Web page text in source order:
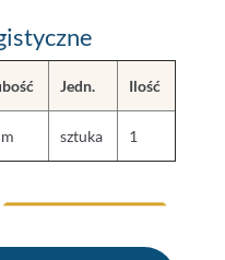
Jedn. Ilość
sztuka 1